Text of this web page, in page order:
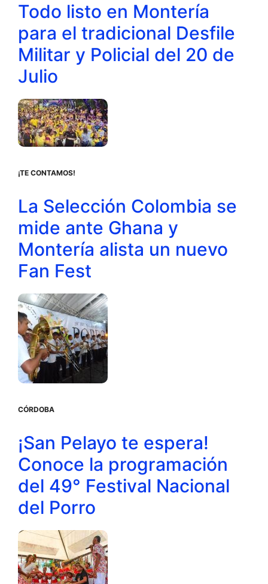
Todo listo en Montería
para el tradicional Desfile
Militar y Policial del 20 de
Julio
¡TE CONTAMOS!
La Selección Colombia se
mide ante Ghana y
Montería alista un nuevo
Fan Fest
CÓRDOBA
¡San Pelayo te espera!
Conoce la programación
del 49° Festival Nacional
del Porro